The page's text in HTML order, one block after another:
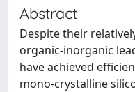
Abstract
Despite their
organic-inorganic
have achieved
mono-crystalline